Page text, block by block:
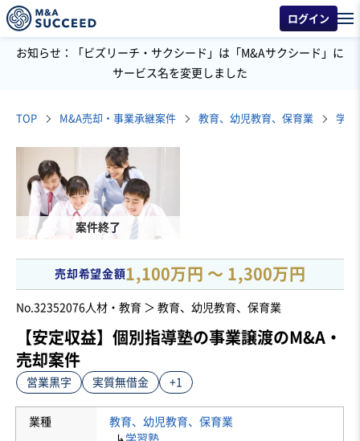
ログイン
お知らせ：「ビズリーチ・サクシード」は「M&Aサクシード」に
サービス名を変更しました
TOP M&A売却・事業承継案件 教育、幼児教育、保育業 学習
案件終了
売却希望金額1,100万円 〜 1,300万円
No.32352076 人材・教育 ＞ 教育、幼児教育、保育業
【安定収益】個別指導塾の事業譲渡のM&A・
売却案件
営業黒字 実質無借金 +1
業種
教育、幼児教育、保育業
↳ 学習塾